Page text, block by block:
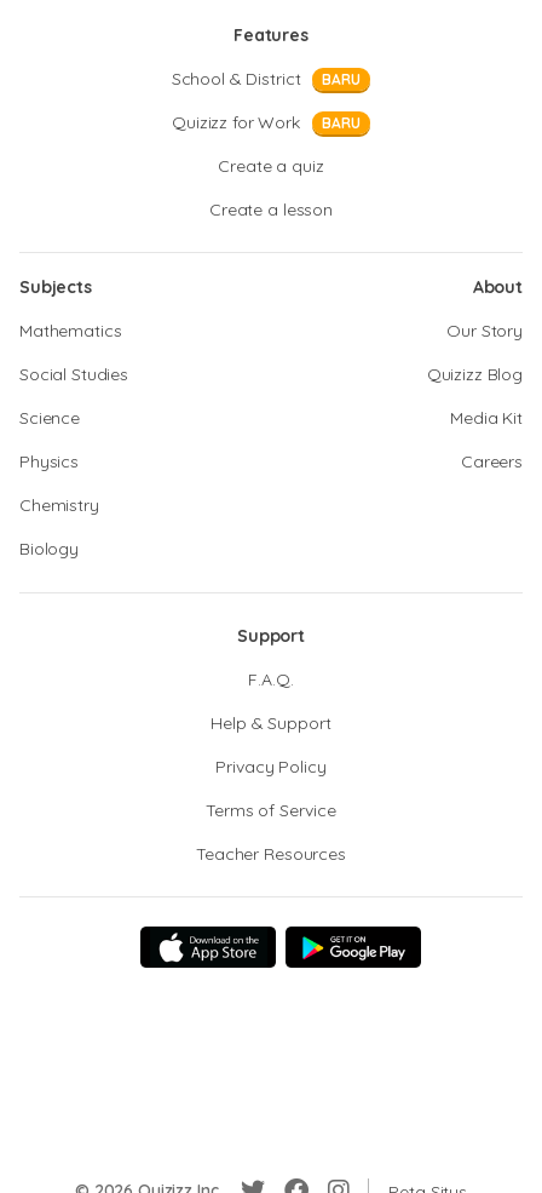
Features
School & District
BARU
Quizizz for Work BARU
Create a quiz
Create a lesson
Subjects
Mathematics
Social Studies
Science
Physics
Chemistry
Biology
About
Our Story
Quizizz Blog
Media Kit
Careers
Support
F.A.Q.
Help & Support
Privacy Policy
Terms of Service
Teacher Resources